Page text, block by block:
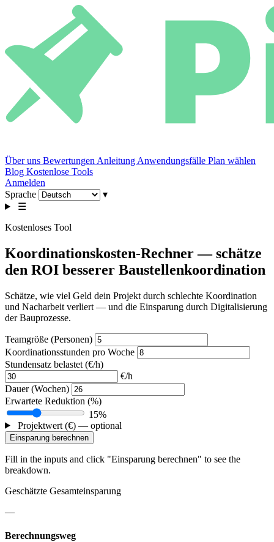
Über uns Bewertungen Anleitung Anwendungsfälle Plan wählen
Blog Kostenlose Tools
Anmelden
Sprache
▾
☰
Kostenloses Tool
Koordinationskosten-Rechner — schätze
den ROI besserer Baustellenkoordination
Schätze, wie viel Geld dein Projekt durch schlechte Koordination
und Nacharbeit verliert — und die Einsparung durch Digitalisierung
der Bauprozesse.
Teamgröße (Personen)
Koordinationsstunden pro Woche
Stundensatz belastet (€/h)
€/h
Dauer (Wochen)
Erwartete Reduktion (%)
15%
Projektwert (€) — optional
Einsparung berechnen
Fill in the inputs and click "Einsparung berechnen" to see the
breakdown.
Geschätzte Gesamteinsparung
—
Berechnungsweg